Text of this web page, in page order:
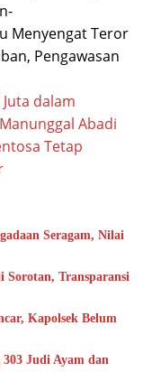
Menyengat Teror
Pengawasan
dalam
Abadi
Tetap
Seragam, Nilai
Sorotan, Transparansi
Kapolsek Belum